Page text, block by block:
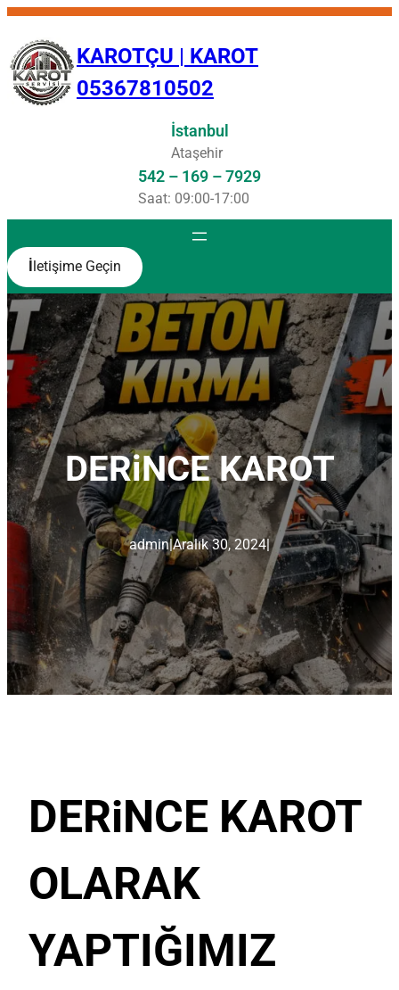
İçeriğe
KAROTÇU | KAROT
05367810502
İstanbul
Ataşehir
542 – 169 – 7929
Saat: 09:00-17:00
letişime Geçin
DERiNCE KAROT
admin|Aralık 30, 2024|
DERiNCE KAROT
OLARAK
YAPTIĞIMIZ